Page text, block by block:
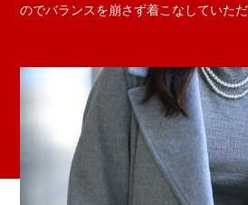
のでバランスを崩さず着こなしていただ